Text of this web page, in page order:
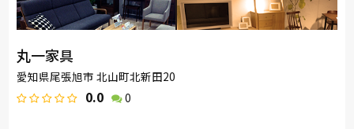
丸一家具
愛知県尾張旭市 北山町北新田20
0.0 0